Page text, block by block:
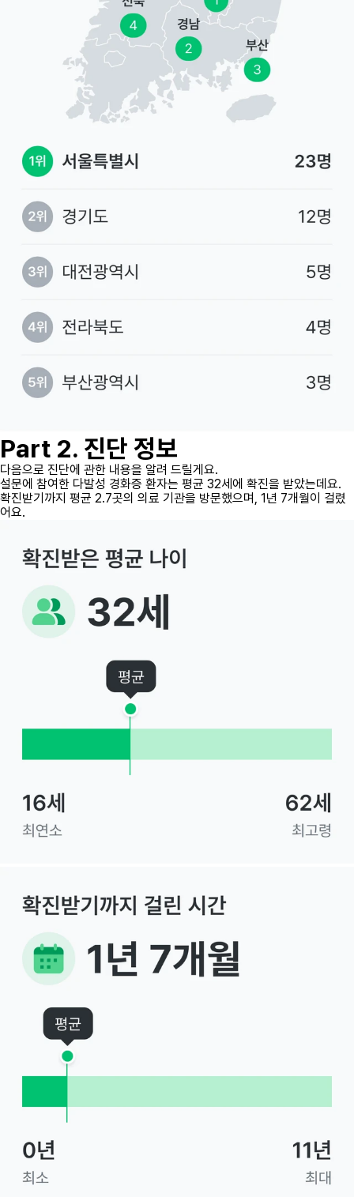
Part 2. 진단 정보
다음으로 진단에 관한 내용을 알려 드릴게요.
설문에 참여한 다발성 경화증 환자는 평균 32세에 확진을 받았는데요.
확진받기까지 평균 2.7곳의 의료 기관을 방문했으며, 1년 7개월이 걸렸
어요.